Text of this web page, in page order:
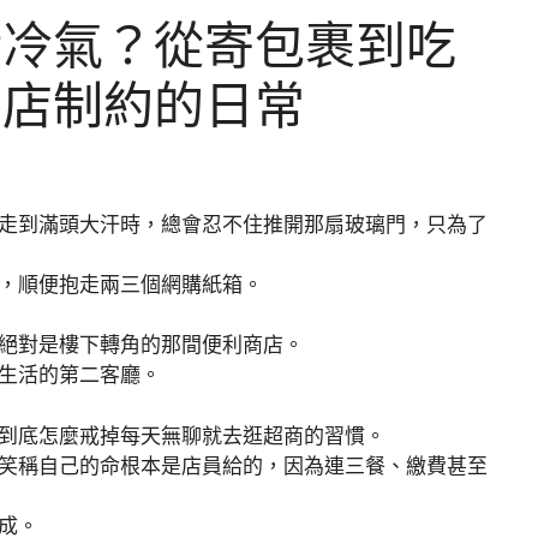
氣？從寄包裹到吃
制約的日常
到滿頭大汗時，總會忍不住推開那扇玻璃門，只為了
順便抱走兩三個網購紙箱。
對是樓下轉角的那間便利商店。
活的第二客廳。
底怎麼戒掉每天無聊就去逛超商的習慣。
稱自己的命根本是店員給的，因為連三餐、繳費甚至
。